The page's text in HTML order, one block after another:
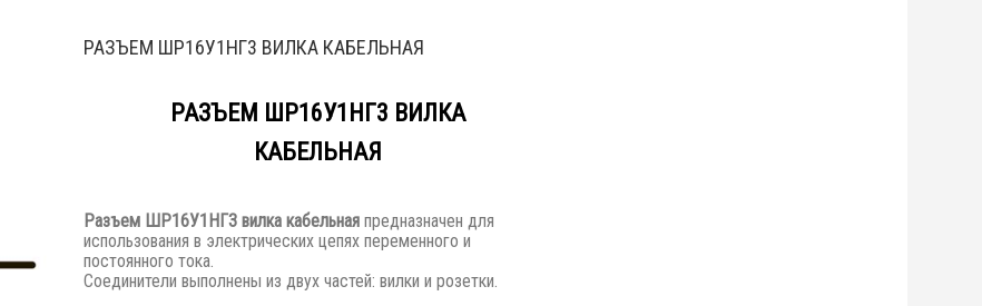
РАЗЪЕМ ШР16У1НГ3 ВИЛКА КАБЕЛЬНАЯ
РАЗЪЕМ ШР16У1НГ3 ВИЛКА
КАБЕЛЬНАЯ
Разъем ШР16У1НГ3 вилка кабельная предназначен для
использования в электрических цепях переменного и
постоянного тока.
Соединители выполнены из двух частей: вилки и розетки.